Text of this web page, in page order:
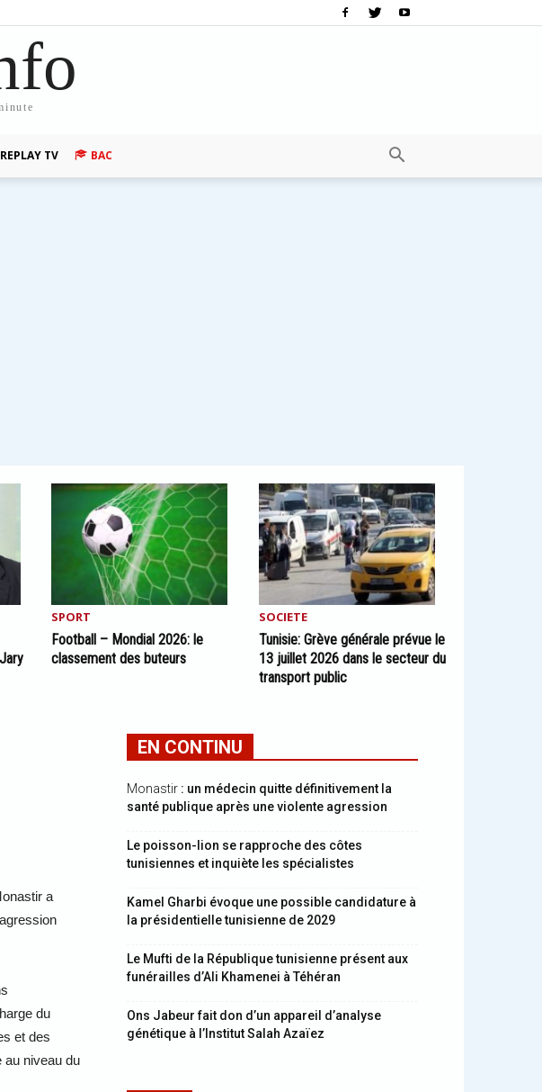
REPLAY TV BAC
SPORT
Football – Mondial 2026: le
classement des buteurs
SOCIETE
Tunisie: Grève générale prévue le
13 juillet 2026 dans le secteur du
transport public
a
du
et des
au niveau du
EN CONTINU
Monastir : un médecin quitte définitivement la
santé publique après une violente agression
Le poisson-lion se rapproche des côtes
tunisiennes et inquiète les spécialistes
Kamel Gharbi évoque une possible candidature à
la présidentielle tunisienne de 2029
Le Mufti de la République tunisienne présent aux
funérailles d’Ali Khamenei à Téhéran
Ons Jabeur fait don d’un appareil d’analyse
génétique à l’Institut Salah Azaïez